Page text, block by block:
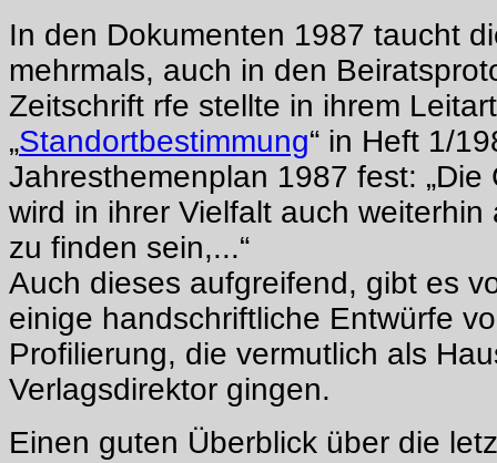
In den Dokumenten 1987 taucht
mehrmals, auch in den
Zeitschrift rfe stellte in ihrem
„Standortbestimmung“ in Heft 1/
Jahresthemenplan 1987 fest: „Die
wird in ihrer Vielfalt auch
zu finden sein,...“
Auch dieses aufgreifend, gibt es
einige handschriftliche Entwürfe
Profilierung, die vermutlich als
Verlagsdirektor gingen.
Einen guten Überblick über die